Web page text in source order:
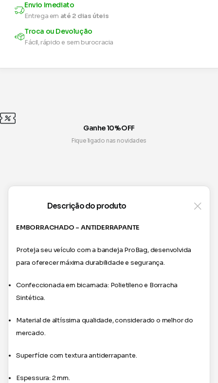
Envio Imediato
Entrega em até 2 dias úteis
Troca ou Devolução
Fácil, rápido e sem burocracia
Ganhe 10% OFF
Fique ligado nas novidades
Descrição do produto
EMBORRACHADO – ANTIDERRAPANTE
Proteja seu veículo com a bandeja ProBag, desenvolvida
para oferecer máxima durabilidade e segurança.
Confeccionada em bicamada: Polietileno e Borracha
Sintética.
Material de altíssima qualidade, considerado o melhor do
mercado.
Superfície com textura antiderrapante.
Espessura: 2 mm.